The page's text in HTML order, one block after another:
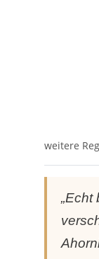
weitere
„Echt